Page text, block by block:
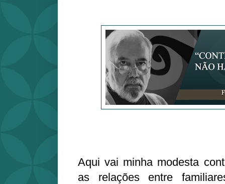
Aqui vai minha modesta
as relações entre